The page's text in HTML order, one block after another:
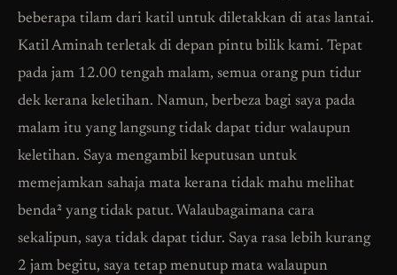
beberapa tilam dari katil untuk diletakkan di atas lantai.
Katil Aminah terletak di depan pintu bilik kami. Tepat
pada jam 12.00 tengah malam, semua orang pun tidur
dek kerana keletihan. Namun, berbeza bagi saya pada
malam itu yang langsung tidak dapat tidur walaupun
keletihan. Saya mengambil keputusan untuk
memejamkan sahaja mata kerana tidak mahu melihat
benda² yang tidak patut. Walaubagaimana cara
sekalipun, saya tidak dapat tidur. Saya rasa lebih kurang
2 jam begitu, saya tetap menutup mata walaupun